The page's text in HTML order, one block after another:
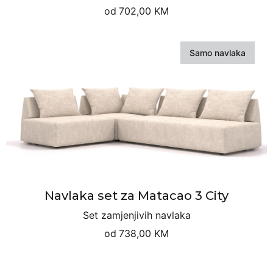
od 702,00 KM
Samo navlaka
Navlaka set za Matacao 3 City
Set zamjenjivih navlaka
od 738,00 KM